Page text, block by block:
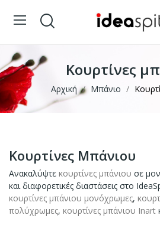
Κουρτίνες
Αρχική Μπάνιο
Κουρτίνες Μπάνιου
Ανακαλύψτε κουρτίνες μπάνιου σε
και διαφορετικές διαστάσεις στο
κουρτίνες μπάνιου μονόχρωμες,
πολύχρωμες, κουρτίνες μπάνιου Inart